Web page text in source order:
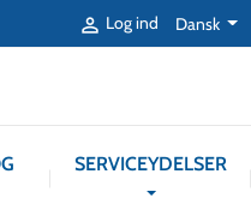
 Log ind Dansk
SERVICEYDELSER